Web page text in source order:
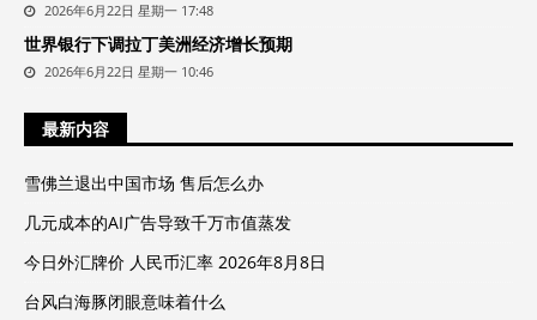
2026年6月22日 星期一 17:48
世界银行下调拉丁美洲经济增长预期
2026年6月22日 星期一 10:46
最新内容
雪佛兰退出中国市场 售后怎么办
几元成本的AI广告导致千万市值蒸发
今日外汇牌价 人民币汇率 2026年8月8日
台风白海豚闭眼意味着什么